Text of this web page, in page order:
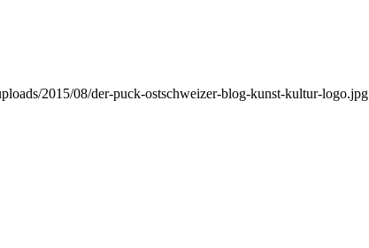
2015/08/der-puck-ostschweizer-blog-kunst-kultur-logo.jpg